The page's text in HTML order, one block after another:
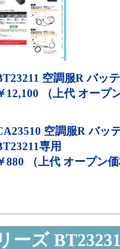
空調服R バッ
12,100 （上代 オープ
空調服R バッ
専用
880 （上代 オープン
ーズ